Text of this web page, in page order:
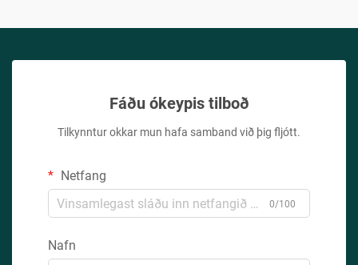
Fáðu ókeypis tilboð
Tilkynntur okkar mun hafa samband við þig fljótt.
Netfang
0/100
Nafn